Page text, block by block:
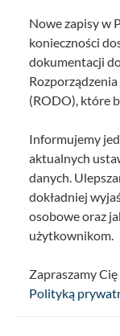
Nowe zapisy w
konieczności
dokumentacji
(RODO), które
Informujemy
aktualnych
danych.
dokładniej
osobowe oraz
użytkownikom.
Zapraszamy
Polityką